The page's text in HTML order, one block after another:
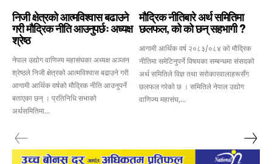
निजी क्षेत्रको आत्मविश्वास बढाउने
गरी मौद्रिक नीति आउनुपर्छः अध्यक्ष
श्रेष्ठ
नेपाल उद्योग वाणिज्य महासंघका अध्यक्ष अञ्जन
श्रेष्ठले निजी क्षेत्रको आत्मविश्वास बढाउने गरी
आगामी आर्थिक वर्षको मौद्रिक नीति आउनुपर्ने
बताएका छन् । प्रतिनिधि सभाको
अर्थसमितिमा...
मौद्रिक नीतिबारे अर्थ समितिमा
छलफल, को को छन् सहभागी ?
आगामी आर्थिक वर्ष २०८३/०८४ को मौद्रिक
नीतिमा समेटिनुपर्ने विषयका सम्बन्धमा संसदको
अर्थ समितिले विज्ञ तथा सरोकारवालाहरूसँग
छलफल गरेको छ । समितिले नेपाल उद्योग
वाणिज्य महासंघ,...